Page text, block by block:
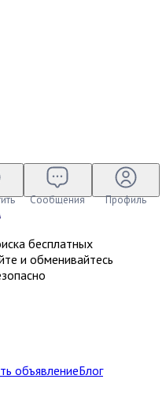
Сообщения Профиль
бесплатных
и обменивайтесь
объявлениеБлог